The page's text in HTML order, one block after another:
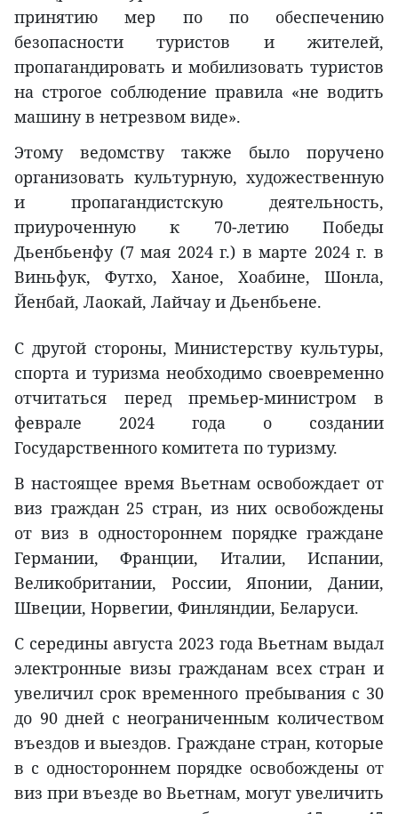
принятию мер по по обеспечению
безопасности туристов и жителей,
пропагандировать и мобилизовать туристов
на строгое соблюдение правила «не водить
машину в нетрезвом виде».
Этому ведомству также было поручено
организовать культурную, художественную
и пропагандистскую деятельность,
приуроченную к 70-летию Победы
Дьенбьенфу (7 мая 2024 г.) в марте 2024 г. в
Виньфук, Футхо, Ханое, Хоабине, Шонла,
Йенбай, Лаокай, Лайчау и Дьенбьене.
С другой стороны, Министерству культуры,
спорта и туризма необходимо своевременно
отчитаться перед премьер-министром в
феврале 2024 года о создании
Государственного комитета по туризму.
В настоящее время Вьетнам освобождает от
виз граждан 25 стран, из них освобождены
от виз в одностороннем порядке граждане
Германии, Франции, Италии, Испании,
Великобритании, России, Японии, Дании,
Швеции, Норвегии, Финляндии, Беларуси.
С середины августа 2023 года Вьетнам выдал
электронные визы гражданам всех стран и
увеличил срок временного пребывания с 30
до 90 дней с неограниченным количеством
въездов и выездов. Граждане стран, которые
в с одностороннем порядке освобождены от
виз при въезде во Вьетнам, могут увеличить